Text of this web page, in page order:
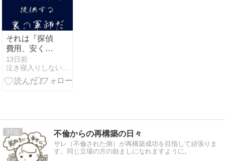
それは『探偵
費用、安くし
て下さい！』
の一言から
【探偵のメモ
13日前
37 不倫からの再構築の日々
サレ（不倫された側）が再構築成功を目指して頑張りま
す。同じ立場の方の励ましになれますように。